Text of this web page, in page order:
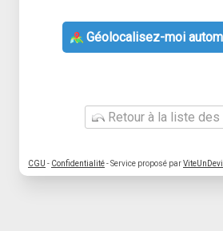
Géolocalisez-moi
Retour à la liste
CGU - Confidentialité- Service proposé par